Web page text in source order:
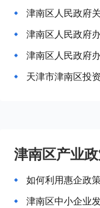
津南区人民政府
津南区人民政府
天津市津南区投
津南区产业
如何利用惠企政
津南区中小企业